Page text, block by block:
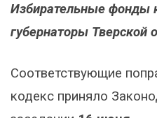
Избирательные фонды
губернаторы Тверской
Соответствующие
кодекс приняло